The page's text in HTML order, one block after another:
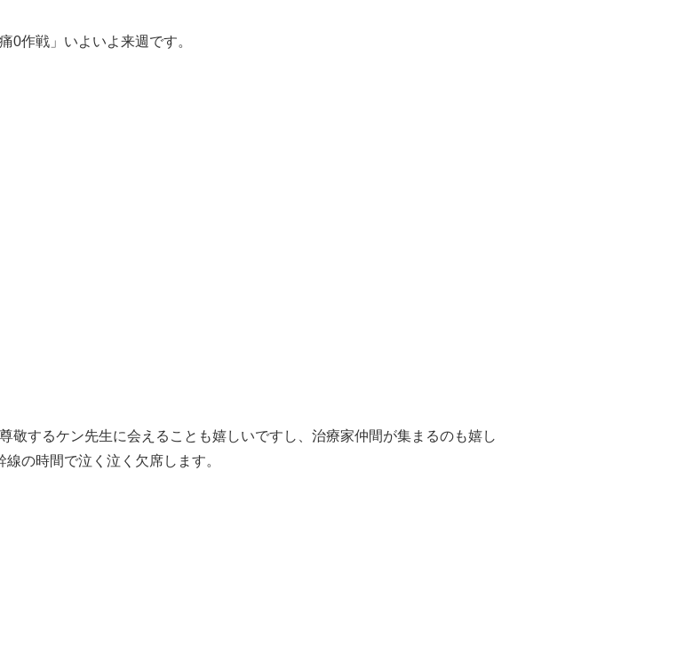
0作戦」いよいよ来週です。
敬するケン先生に会えることも嬉しいですし、治療家仲間が集まるのも嬉し
の時間で泣く泣く欠席します。